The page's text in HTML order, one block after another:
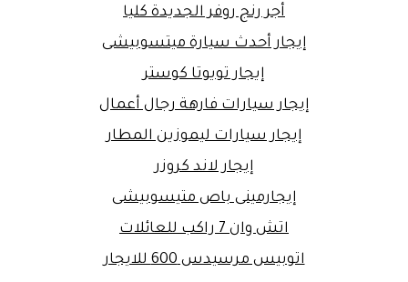
أجر رنج روفر الجديدة كليا
إيجار أحدث سيارة ميتسوبيشى
إيجار تويوتا كوستر
إيجار سيارات فارهة رجال أعمال
إيجار سيارات ليموزين المطار
إيجار لاند كروزر
إيجارمينى باص متيسوبيشى
اتش وان 7 راكب للعائلات
اتوبيس مرسيدس 600 للايجار